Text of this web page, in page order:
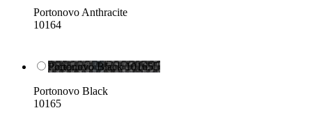
Portonovo Anthracite
10164
Portonovo Black 10165
Portonovo Black
10165